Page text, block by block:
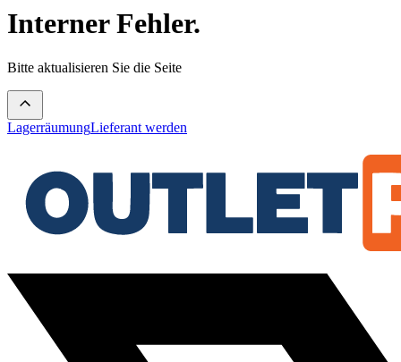
Interner Fehler.
Bitte aktualisieren Sie die Seite
LagerräumungLieferant werden